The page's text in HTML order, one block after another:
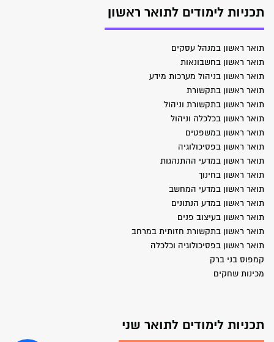
תכניות לימודים לתואר ראשון
תואר ראשון במנהל עסקים
תואר ראשון בחשבונאות
תואר ראשון בניהול מערכות מידע
תואר ראשון בתקשורת
תואר ראשון בתקשורת וניהול
תואר ראשון בכלכלה וניהול
תואר ראשון במשפטים
תואר ראשון בפסיכולוגיה
תואר ראשון במדעי ההתנהגות
תואר ראשון בחינוך
תואר ראשון במדעי המחשב
תואר ראשון במדע הנתונים
תואר ראשון בעיצוב פנים
תואר ראשון בתקשורת חזותית במרחב
תואר ראשון בפסיכולוגיה וכלכלה
קמפוס בני ברק
מכינות שחקים
תכניות לימודים לתואר שני